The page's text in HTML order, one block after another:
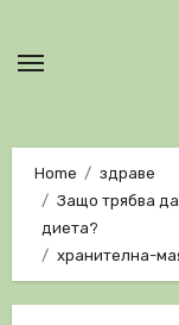
Home
здраве
Защо трябва
диета?
хранителна-